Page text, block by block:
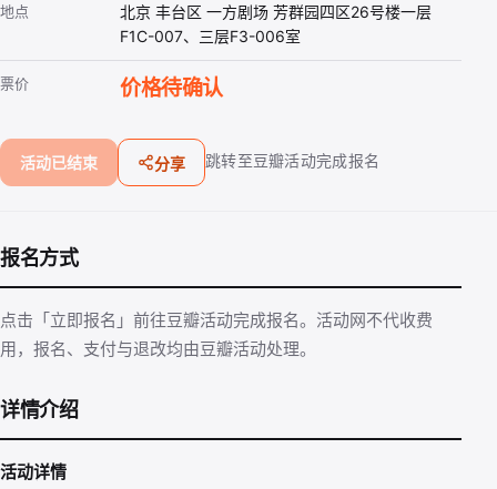
地点
北京 丰台区 一方剧场 芳群园四区26号楼一层
F1C-007、三层F3-006室
票价 价格待确认
活动已结束 分享 跳转至豆瓣活动完成报名
报名方式
点击「立即报名」前往豆瓣活动完成报名。活动网不代收费
用，报名、支付与退改均由豆瓣活动处理。
详情介绍
活动详情